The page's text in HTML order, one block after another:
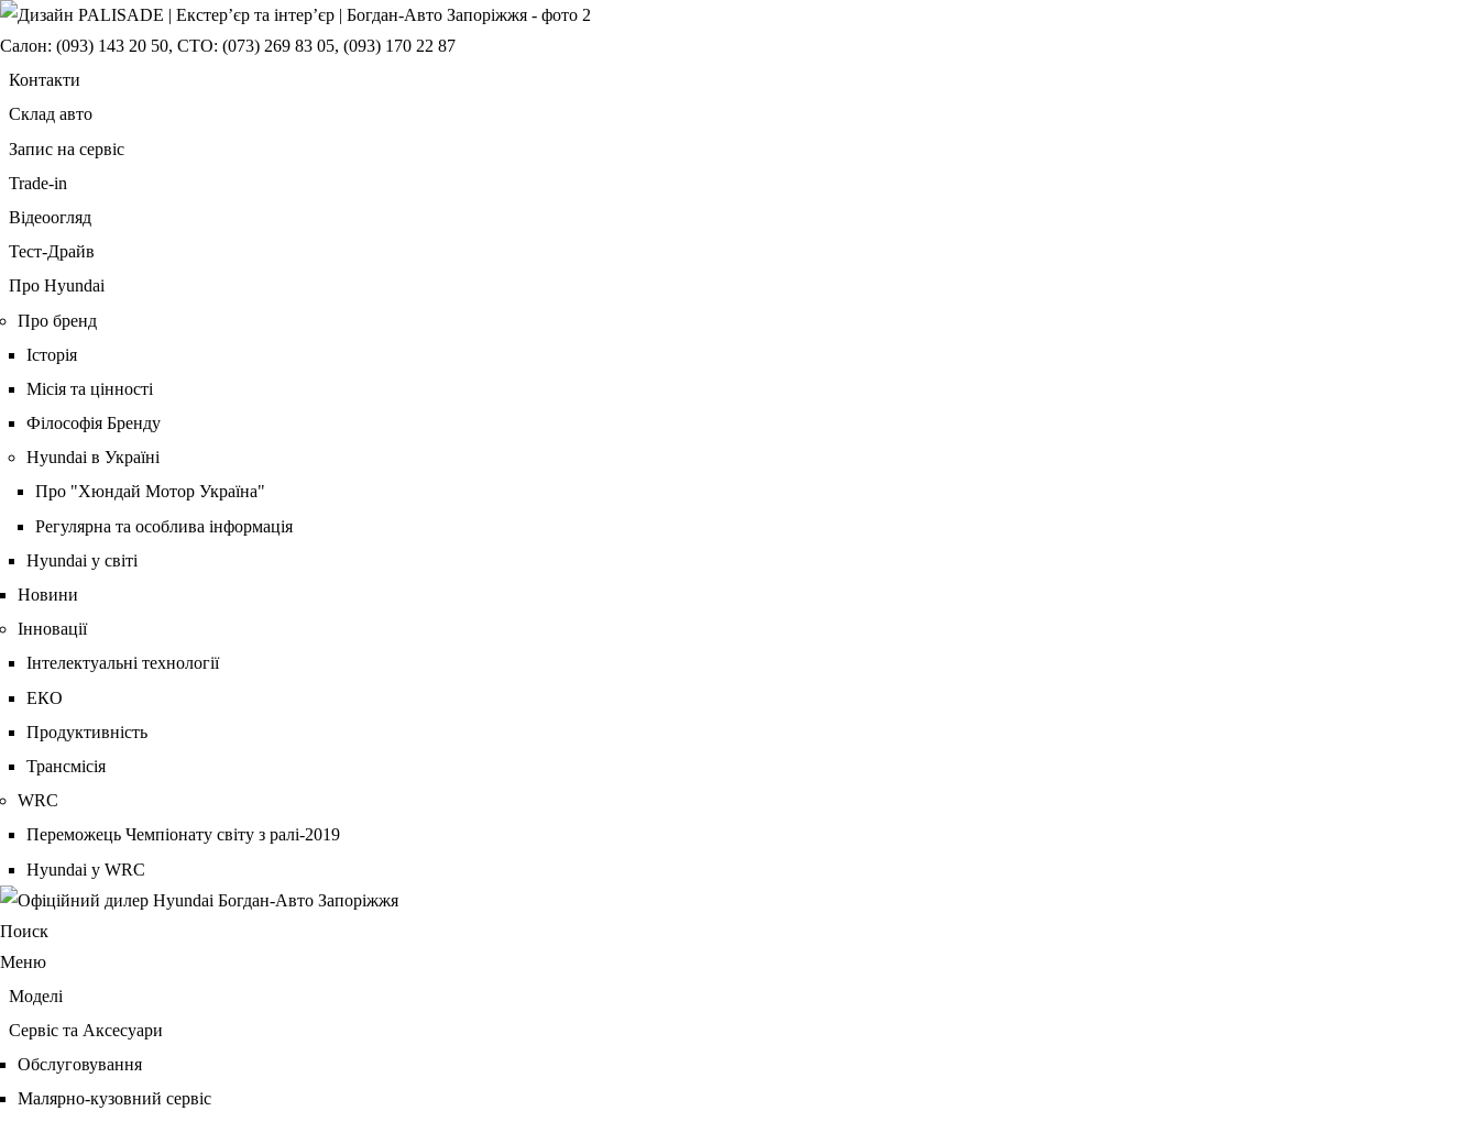
Салон: (093) 143 20 50, СТО: (073) 269 83 05, (093) 170 22 87
Контакти
Склад авто
Запис на сервіс
Trade-in
Відеоогляд
Тест-Драйв
Про Hyundai
Про бренд
Історія
Місія та цінності
Філософія Бренду
Hyundai в Україні
Про "Хюндай Мотор Україна"
Регулярна та особлива інформація
Hyundai у світі
Новини
Інновації
Інтелектуальні технології
ЕКО
Продуктивність
Трансмісія
WRC
Переможець Чемпіонату світу з ралі-2019
Hyundai у WRC
Поиск
Меню
Моделі
Сервіс та Аксесуари
Обслуговування
Малярно-кузовний сервіс